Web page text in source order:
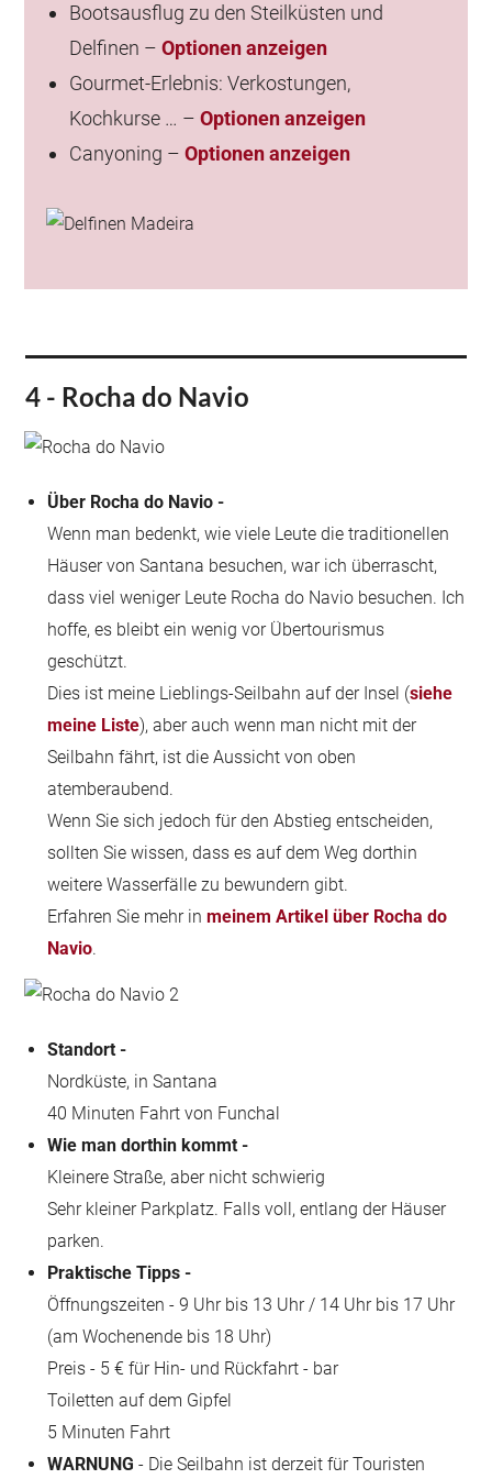
Bootsausflug zu den Steilküsten und
Delfinen –Optionen anzeigen
Gourmet-Erlebnis: Verkostungen,
Kochkurse … –Optionen anzeigen
Canyoning –Optionen anzeigen
4 - Rocha do Navio
Über Rocha do Navio -
Wenn man bedenkt, wie viele Leute die traditionellen
Häuser von Santana besuchen, war ich überrascht,
dass viel weniger Leute Rocha do Navio besuchen. Ich
hoffe, es bleibt ein wenig vor Übertourismus
geschützt.
Dies ist meine Lieblings-Seilbahn auf der Insel (siehe
meine Liste), aber auch wenn man nicht mit der
Seilbahn fährt, ist die Aussicht von oben
atemberaubend.
Wenn Sie sich jedoch für den Abstieg entscheiden,
sollten Sie wissen, dass es auf dem Weg dorthin
weitere Wasserfälle zu bewundern gibt.
Erfahren Sie mehr inmeinem Artikel über Rocha do
Navio.
Standort -
Nordküste, in Santana
40 Minuten Fahrt von Funchal
Wie man dorthin kommt -
Kleinere Straße, aber nicht schwierig
Sehr kleiner Parkplatz. Falls voll, entlang der Häuser
parken.
Praktische Tipps -
Öffnungszeiten - 9 Uhr bis 13 Uhr / 14 Uhr bis 17 Uhr
(am Wochenende bis 18 Uhr)
Preis - 5 € für Hin- und Rückfahrt - bar
Toiletten auf dem Gipfel
5 Minuten Fahrt
WARNUNG - Die Seilbahn ist derzeit für Touristen